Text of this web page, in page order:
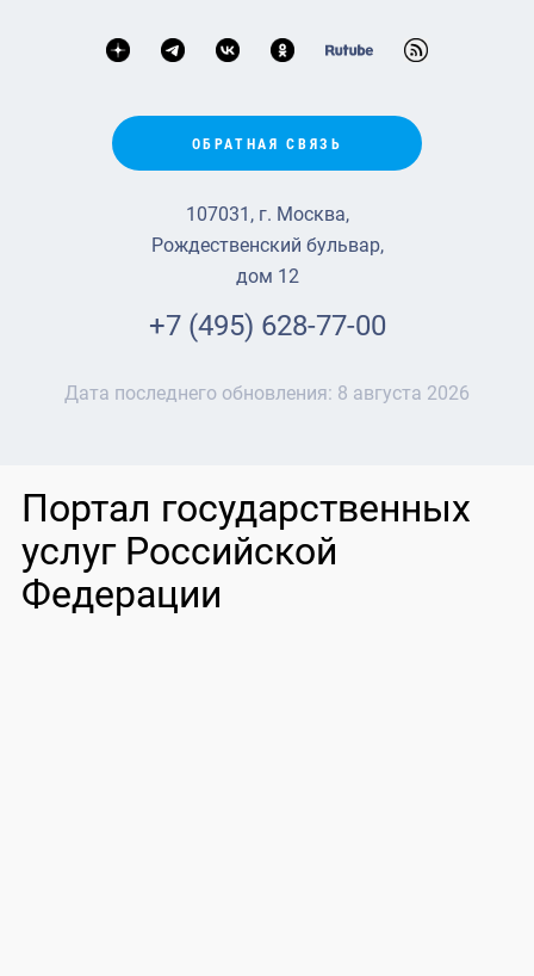
ОБРАТНАЯ СВЯЗЬ
107031, г. Москва,
Рождественский бульвар,
дом 12
+7 (495) 628-77-00
Дата последнего обновления: 8 августа 2026
Портал государственных
услуг Российской
Федерации